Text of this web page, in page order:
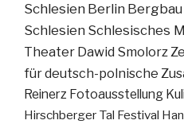
Schlesien Berlin Bergbau
Schlesien Schlesisches
Theater Dawid Smolorz
für deutsch-polnische
Reinerz Fotoausstellung
Hirschberger Tal Festival